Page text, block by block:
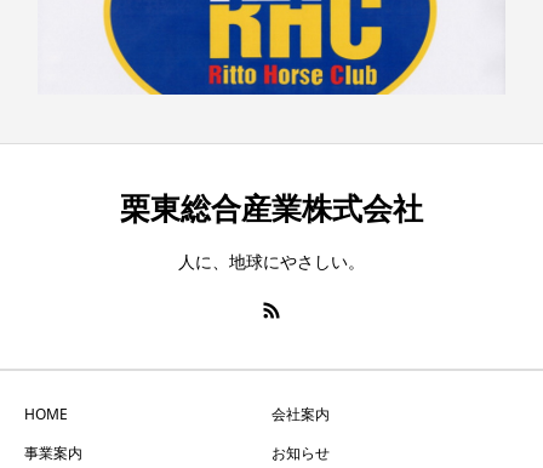
栗東総合産業株式会社
人に、地球にやさしい。
HOME
会社案内
事業案内
お知らせ